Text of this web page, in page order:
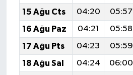
15 Ağu Cts
04:20 05:57
16 Ağu Paz
04:21 05:58
17 Ağu Pts
04:23 05:59
18 Ağu Sal
04:24 06:00